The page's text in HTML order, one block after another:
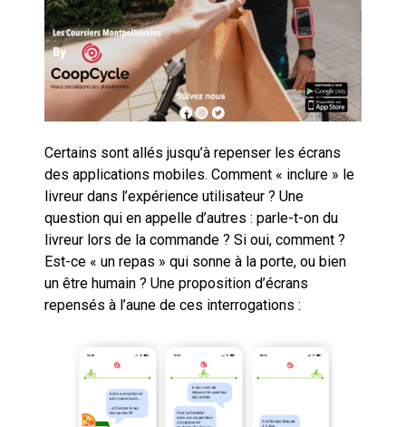
Certains sont allés jusqu’à repenser les écrans
des applications mobiles. Comment « inclure » le
livreur dans l’expérience utilisateur ? Une
question qui en appelle d’autres : parle-t-on du
livreur lors de la commande ? Si oui, comment ?
Est-ce « un repas » qui sonne à la porte, ou bien
un être humain ? Une proposition d’écrans
repensés à l’aune de ces interrogations :